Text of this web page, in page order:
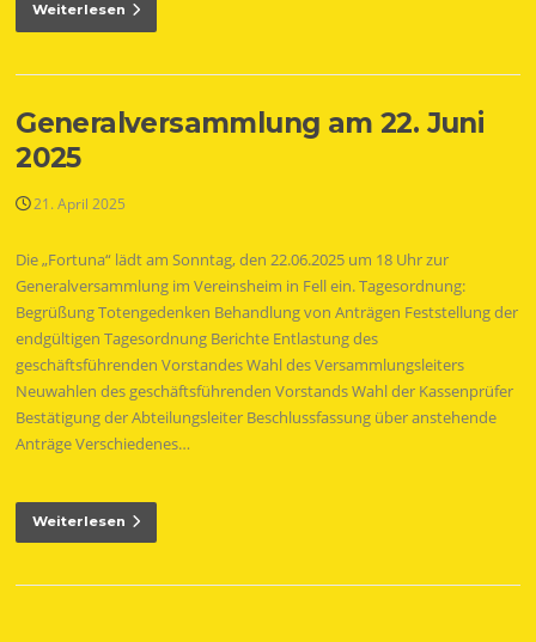
Weiterlesen
Generalversammlung am 22. Juni
2025
21. April 2025
Die „Fortuna“ lädt am Sonntag, den 22.06.2025 um 18 Uhr zur
Generalversammlung im Vereinsheim in Fell ein. Tagesordnung:
Begrüßung Totengedenken Behandlung von Anträgen Feststellung der
endgültigen Tagesordnung Berichte Entlastung des
geschäftsführenden Vorstandes Wahl des Versammlungsleiters
Neuwahlen des geschäftsführenden Vorstands Wahl der Kassenprüfer
Bestätigung der Abteilungsleiter Beschlussfassung über anstehende
Anträge Verschiedenes…
Weiterlesen